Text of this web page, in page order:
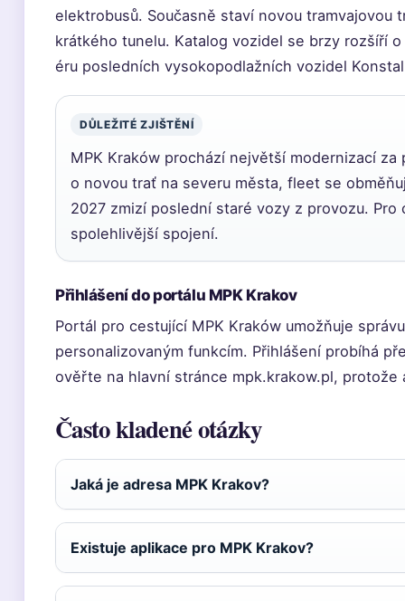
elektrobusů. Současně staví novou
krátkého tunelu. Katalog vozidel se brzy rozšíří
éru posledních vysokopodlažních vozidel
DŮLEŽITÉ ZJIŠTĚNÍ
MPK Kraków prochází největší modernizací
o novou trať na severu města, fleet se
2027 zmizí poslední staré vozy z provozu.
spolehlivější spojení.
Přihlášení do portálu MPK Krakov
Portál pro cestující MPK Kraków umožňuje
personalizovaným funkcím. Přihlášení probíhá
ověřte na hlavní stránce mpk.krakow.pl,
Často kladené otázky
Jaká je adresa MPK Krakov?
Existuje aplikace pro MPK Krakov?